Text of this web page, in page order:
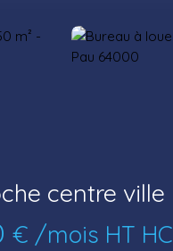
centre ville
€ /mois HT HC